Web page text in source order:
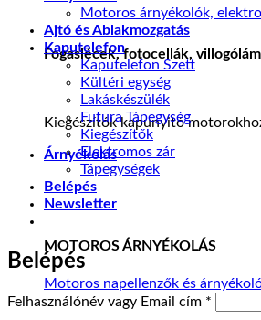
Fogaslécek, fotocellák,
Kiegészítók kapunyitó
Árnyékolás
MOTOROS ÁRNYÉKOLÁS
Motoros napellenzők és
Motoros árnyékolók,
Ajtó és Ablakmozgatás
Kaputelefon
Kaputelefon Szett
Kültéri egység
Lakáskészülék
Futura Tápegység
Kiegészítők
Elektromos zár
Tápegységek
Belépés
Newsletter
Belépés
Felhasználónév vagy Email cím *